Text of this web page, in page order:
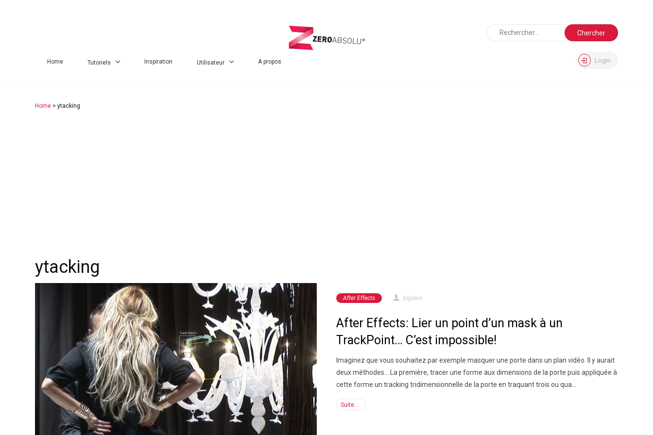
Home Tutoriels Inspiration Utilisateur A propos Login
Home > ytacking
ytacking
After Effects bigzero
After Effects: Lier un point d’un mask à un
TrackPoint… C’est impossible!
Imaginez que vous souhaitez par exemple masquer une porte dans un plan vidéo. Il y aurait
deux méthodes... La première, tracer une forme aux dimensions de la porte puis appliquée à
cette forme un tracking tridimensionnelle de la porte en traquant trois ou qua...
Suite...